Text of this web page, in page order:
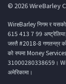
© 2026 WireBarley
WireBarley निगम र यसको
615 413 7 99
जस्तै #2018-8 गणतन्त्र
को रुपमा Money
31000280338659।
अमेरिकामा।